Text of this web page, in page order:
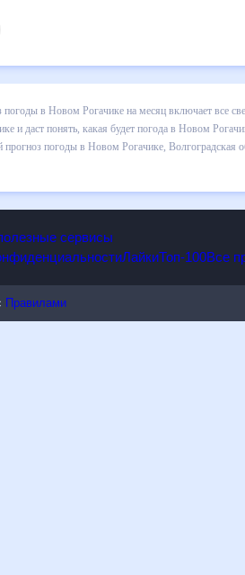
30 дней. Этот прогноз погоды в
визуализация прогноза покажет все
месяц, к каким изменениям нужно
область, Россия, на 30 дней
полезные сервисы
сПравилами